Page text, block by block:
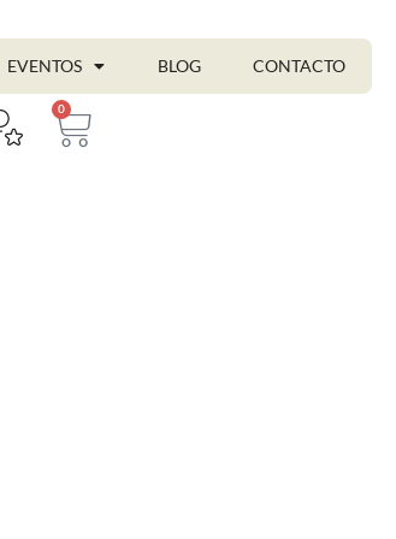
EVENTOS BLOG CONTACTO
0